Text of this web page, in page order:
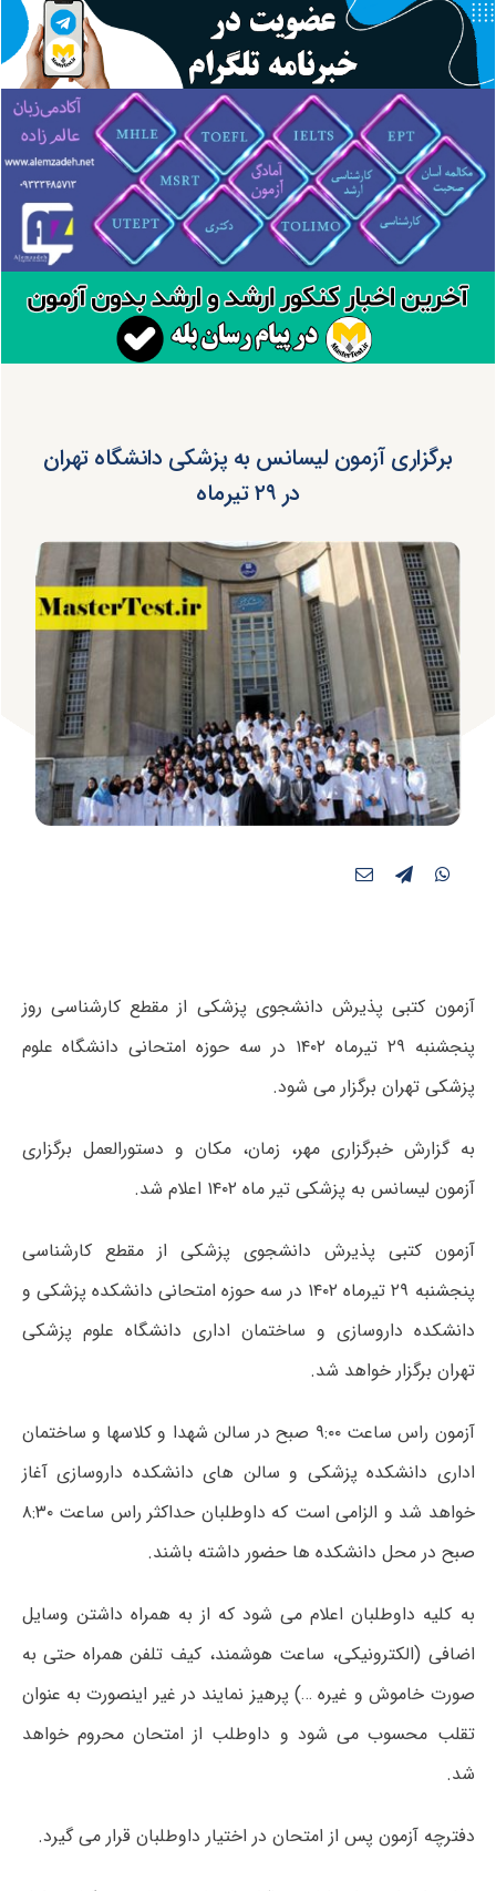
برگزاری آزمون لیسانس به پزشکی دانشگاه تهران
در ۲۹ تیرماه
آزمون کتبی پذیرش دانشجوی پزشکی از مقطع کارشناسی روز
پنجشنبه ۲۹ تیرماه ۱۴۰۲ در سه حوزه امتحانی دانشگاه علوم
پزشکی تهران برگزار می شود.
به گزارش خبرگزاری مهر، زمان، مکان و دستورالعمل برگزاری
آزمون لیسانس به پزشکی تیر ماه ۱۴۰۲ اعلام شد.
آزمون کتبی پذیرش دانشجوی پزشکی از مقطع کارشناسی
پنجشنبه ۲۹ تیرماه ۱۴۰۲ در سه حوزه امتحانی دانشکده پزشکی و
دانشکده داروسازی و ساختمان اداری دانشگاه علوم پزشکی
تهران برگزار خواهد شد.
آزمون راس ساعت ۹:۰۰ صبح در سالن شهدا و کلاسها و ساختمان
اداری دانشکده پزشکی و سالن های دانشکده داروسازی آغاز
خواهد شد و الزامی است که داوطلبان حداکثر راس ساعت ۸:۳۰
صبح در محل دانشکده ها حضور داشته باشند.
به کلیه داوطلبان اعلام می شود که از به همراه داشتن وسایل
اضافی (الکترونیکی، ساعت هوشمند، کیف تلفن همراه حتی به
صورت خاموش و غیره …) پرهیز نمایند در غیر اینصورت به عنوان
تقلب محسوب می شود و داوطلب از امتحان محروم خواهد
شد.
دفترچه آزمون پس از امتحان در اختیار داوطلبان قرار می گیرد.